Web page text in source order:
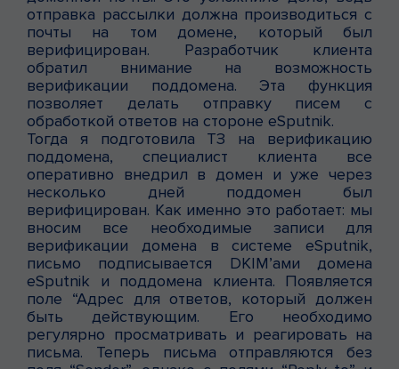
отправка рассылки должна производиться с
почты на том домене, который был
верифицирован. Разработчик клиента
обратил внимание на возможность
верификации поддомена. Эта функция
позволяет делать отправку писем с
обработкой ответов на стороне eSputnik.
Тогда я подготовила ТЗ на верификацию
поддомена, специалист клиента все
оперативно внедрил в домен и уже через
несколько дней поддомен был
верифицирован. Как именно это работает: мы
вносим все необходимые записи для
верификации домена в системе eSputnik,
письмо подписывается DKIM’ами домена
eSputnik и поддомена клиента. Появляется
поле “Адрес для ответов, который должен
быть действующим. Его необходимо
регулярно просматривать и реагировать на
письма. Теперь письма отправляются без